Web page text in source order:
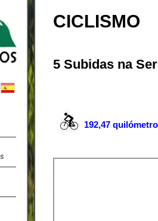
CICLISMO
5 Subidas na
192,47